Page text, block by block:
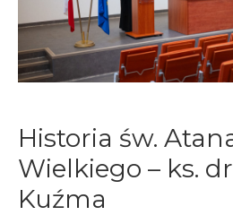
Historia św.
Wielkiego – ks.
Kuźma